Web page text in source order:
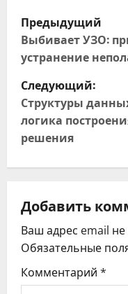
Н
а
в
и
г
а
ц
и
я
п
Предыдущий
Выбивает УЗО:
устранение
Следующий:
Структуры
логика
решения
Добавить
Ваш адрес email не
Обязательные
Комментарий *